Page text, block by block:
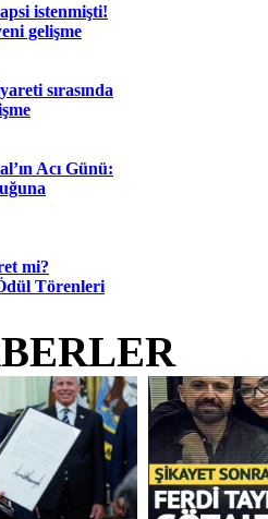
istenmişti!
gelişme
sırasında
Acı Günü:
mi?
Törenleri